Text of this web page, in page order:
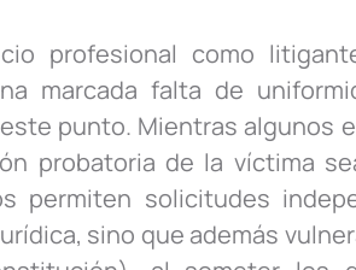
profesional como
marcada falta de
punto. Mientras algunos
probatoria de la víctima
permiten solicitudes
sino que además